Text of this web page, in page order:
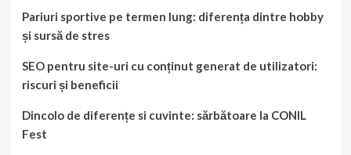
Pariuri sportive pe termen lung: diferența dintre hobby
și sursă de stres
SEO pentru site-uri cu conținut generat de utilizatori:
riscuri și beneficii
Dincolo de diferențe si cuvinte: sărbătoare la CONIL
Fest